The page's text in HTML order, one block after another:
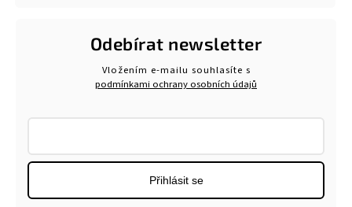
Odebírat newsletter
Vložením e-mailu souhlasíte s
podmínkami ochrany osobních údajů
Přihlásit se